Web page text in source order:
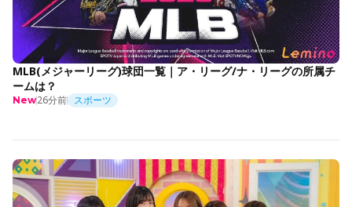
MLB(メジャーリーグ)球団一覧｜ア・リーグ/ナ・リーグの所属チ
ームは？
New26分前 スポーツ